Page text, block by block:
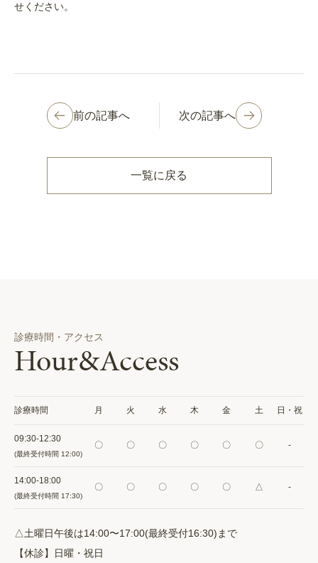
せください。
前の記事へ
一覧に戻る
次の記事へ
診療時間・アクセス
Hour&Access
診療時間 月 火 水 木 金 土 日・祝
09:30-12:30
(最終受付時間 12:00)
〇 〇 〇 〇 〇 〇 -
14:00-18:00
(最終受付時間 17:30)
〇 〇 〇 〇 〇 △ -
△土曜日午後は14:00〜17:00(最終受付16:30)まで
【休診】日曜・祝日